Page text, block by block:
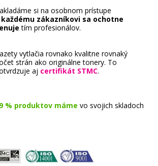
si na osobnom prístupe
každému zákazníkovi sa ochotne
tím profesionálov.
vytlačia rovnako kvalitne rovnaký
strán ako originálne tonery. To
aj certifikát STMC.
% produktov máme vo svojich skladoch